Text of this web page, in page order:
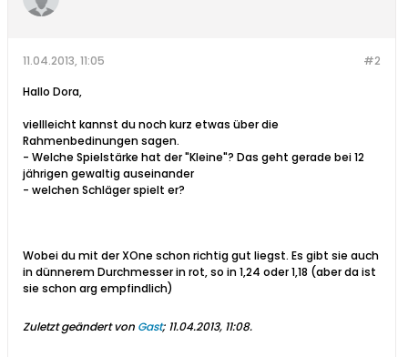
#2
11.04.2013, 11:05
Hallo Dora,
viellleicht kannst du noch kurz etwas über die
Rahmenbedinungen sagen.
- Welche Spielstärke hat der "Kleine"? Das geht gerade bei 12
jährigen gewaltig auseinander
- welchen Schläger spielt er?
Wobei du mit der XOne schon richtig gut liegst. Es gibt sie auch
in dünnerem Durchmesser in rot, so in 1,24 oder 1,18 (aber da ist
sie schon arg empfindlich)
Zuletzt geändert von Gast; 11.04.2013, 11:08.